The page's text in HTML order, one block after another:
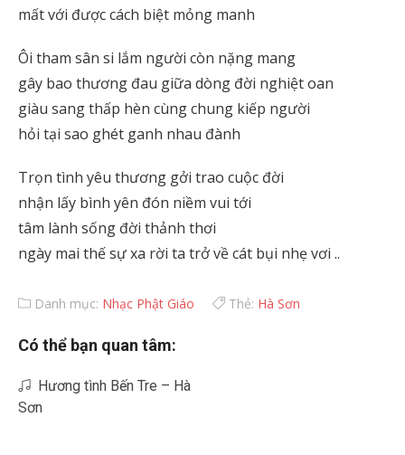
mất với được cách biệt mỏng manh
Ôi tham sân si lắm người còn nặng mang
gây bao thương đau giữa dòng đời nghiệt oan
giàu sang thấp hèn cùng chung kiếp người
hỏi tại sao ghét ganh nhau đành
Trọn tình yêu thương gởi trao cuộc đời
nhận lấy bình yên đón niềm vui tới
tâm lành sống đời thảnh thơi
ngày mai thế sự xa rời ta trở về cát bụi nhẹ vơi ..
Danh mục: Nhạc Phật Giáo Thẻ: Hà Sơn
Có thể bạn quan tâm:
Hương tình Bến Tre – Hà
Sơn